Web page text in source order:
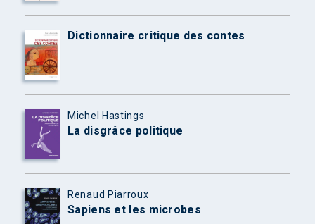
Dictionnaire critique des contes
Michel Hastings
La disgrâce politique
Renaud Piarroux
Sapiens et les microbes